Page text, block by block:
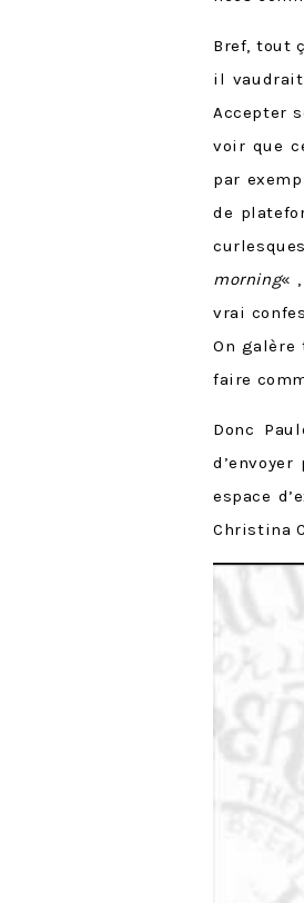
Bref, tout
il
Accepter
voir que
par
de
morning« ,
vrai
On galère
faire
Donc
espace
Christina